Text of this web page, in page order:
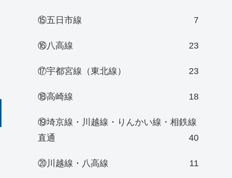
⑮五日市線 7
⑯八高線 23
⑰宇都宮線（東北線） 23
⑱高崎線 18
⑲埼京線・川越線・りんかい線・相鉄線
直通
40
⑳川越線・八高線 11